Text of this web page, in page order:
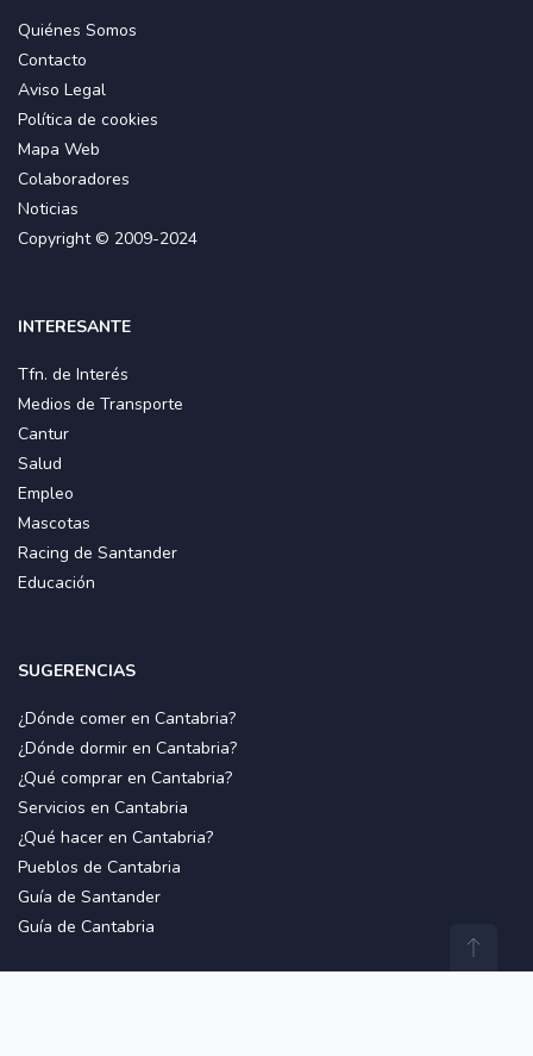
Quiénes Somos
Contacto
Aviso Legal
Política de cookies
Mapa Web
Colaboradores
Noticias
Copyright © 2009-2024
INTERESANTE
Tfn. de Interés
Medios de Transporte
Cantur
Salud
Empleo
Mascotas
Racing de Santander
Educación
SUGERENCIAS
¿Dónde comer en Cantabria?
¿Dónde dormir en Cantabria?
¿Qué comprar en Cantabria?
Servicios en Cantabria
¿Qué hacer en Cantabria?
Pueblos de Cantabria
Guía de Santander
Guía de Cantabria